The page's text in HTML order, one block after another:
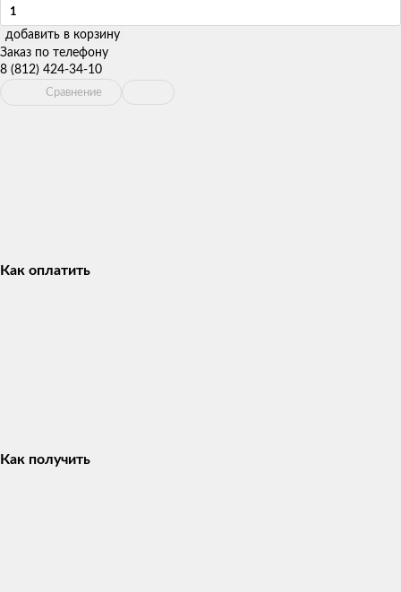
добавить в корзину
Заказ по телефону
8 (812) 424-34-10
Сравнение
Как оплатить
Как получить